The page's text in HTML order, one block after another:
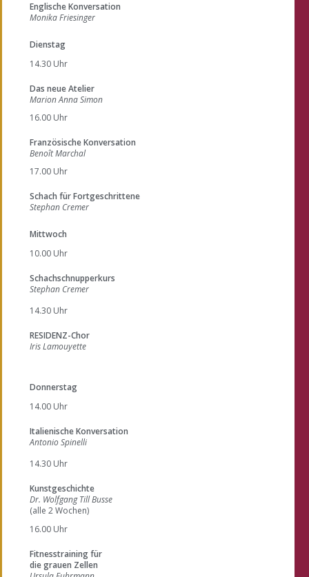
Englische Konversation
Monika Friesinger
Dienstag
14.30 Uhr
Das neue Atelier
Marion Anna Simon
16.00 Uhr
Französische Konversation
Benoît Marchal
17.00 Uhr
Schach für Fortgeschrittene
Stephan Cremer
Mittwoch
10.00 Uhr
Schachschnupperkurs
Stephan Cremer
14.30 Uhr
RESIDENZ-Chor
Iris Lamouyette
Donnerstag
14.00 Uhr
Italienische Konversation
Antonio Spinelli
14.30 Uhr
Kunstgeschichte
Dr. Wolfgang Till Busse
(alle 2 Wochen)
16.00 Uhr
Fitnesstraining für
die grauen Zellen